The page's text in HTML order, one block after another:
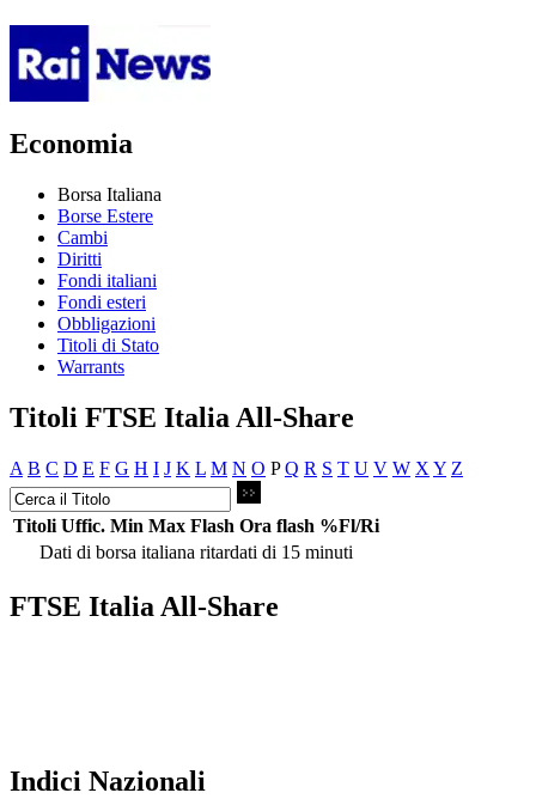
Economia
Borsa Italiana
Borse Estere
Cambi
Diritti
Fondi italiani
Fondi esteri
Obbligazioni
Titoli di Stato
Warrants
Titoli FTSE Italia All-Share
A B C D E F G H I J K L M N O PQ R S T U V W X Y Z
Titoli Uffic. Min Max Flash Ora flash %Fl/Ri
Dati di borsa italiana ritardati di 15 minuti
FTSE Italia All-Share
Indici Nazionali